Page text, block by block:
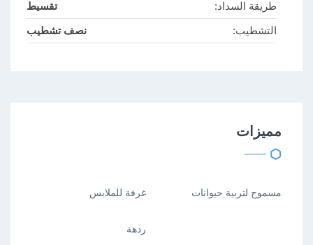
طريقة السداد: تقسيط
التشطيب: نصف تشطيب
مميزات
غرفة للملابس مسموح لتربية حيوانات
ردهة